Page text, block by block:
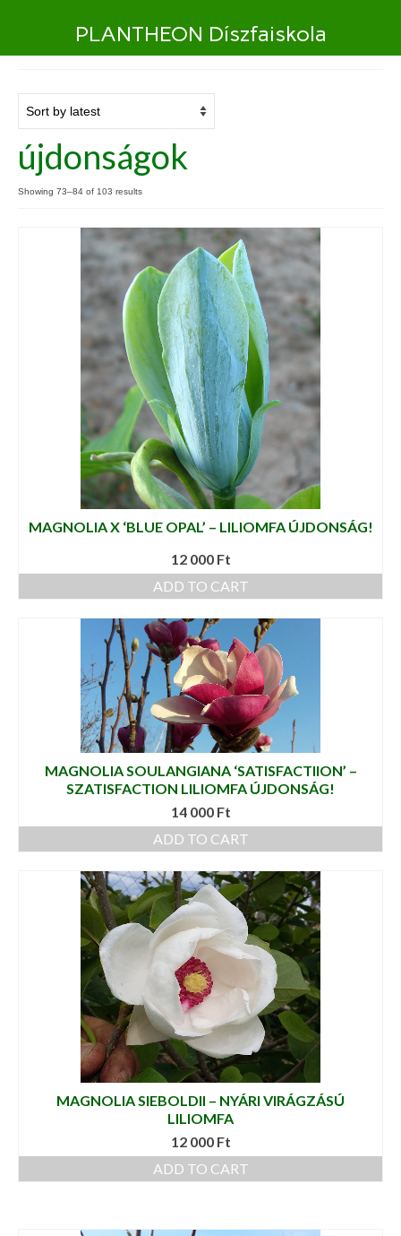
PLANTHEON Díszfaiskola
újdonságok
Showing 73–84 of 103 results
MAGNOLIA X ‘BLUE OPAL’ – LILIOMFA ÚJDONSÁG!
12 000 Ft
ADD TO CART
MAGNOLIA SOULANGIANA ‘SATISFACTIION’ –
SZATISFACTION LILIOMFA ÚJDONSÁG!
14 000 Ft
ADD TO CART
MAGNOLIA SIEBOLDII – NYÁRI VIRÁGZÁSÚ
LILIOMFA
12 000 Ft
ADD TO CART